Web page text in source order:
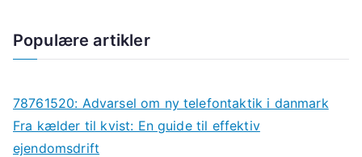
Populære artikler
78761520: Advarsel om ny telefontaktik i danmark
Fra kælder til kvist: En guide til effektiv
ejendomsdrift